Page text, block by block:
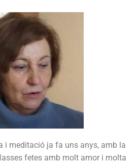
i meditació ja fa uns anys, amb la
fetes amb molt amor i molta